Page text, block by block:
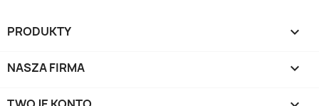
PRODUKTY 
NASZA FIRMA 